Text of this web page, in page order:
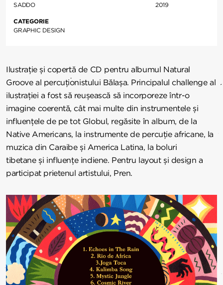
SADDO
2019
CATEGORIE
GRAPHIC DESIGN
Ilustrație și copertă de CD pentru albumul Natural
Groove al percuționistului Bălașa. Principalul challenge al
ilustrației a fost să reușească să incorporeze într-o
imagine coerentă, cât mai multe din instrumentele și
influențele de pe tot Globul, regăsite în album, de la
Native Americans, la instrumente de percuție africane, la
muzica din Caraibe și America Latina, la boluri
tibetane și influențe indiene. Pentru layout și design a
participat prietenul artistului, Pren.